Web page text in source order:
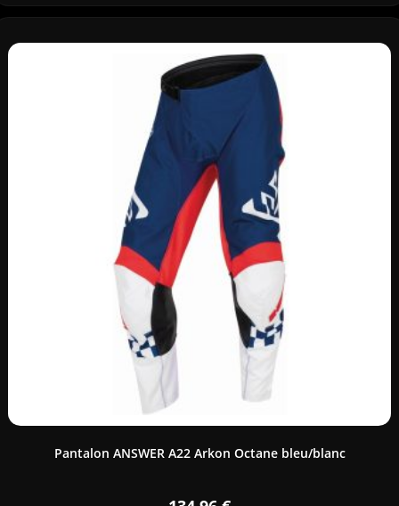
Pantalon ANSWER A22 Arkon Octane bleu/blanc